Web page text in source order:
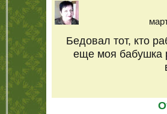
Бедовал тот, кто
еще моя бабушка